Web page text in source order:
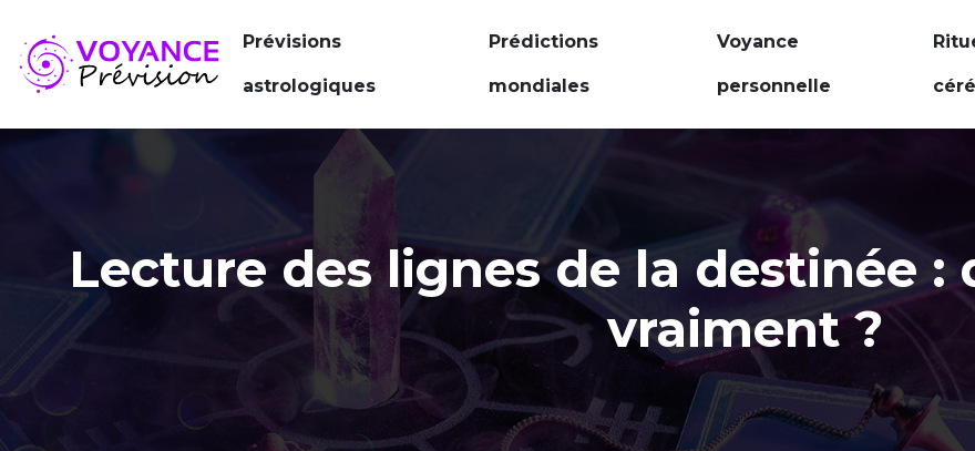
Prévisions
astrologiques
Prédictions
mondiales
Voyance
personnelle
Lecture des lignes de la destinée :
vraiment ?